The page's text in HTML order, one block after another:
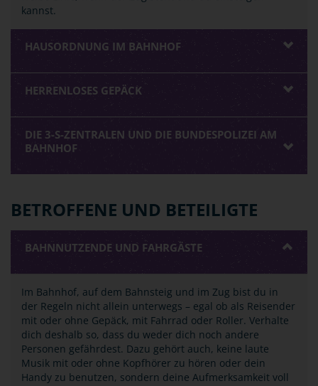
kannst.
HAUSORDNUNG IM BAHNHOF
HERRENLOSES GEPÄCK
DIE 3-S-ZENTRALEN UND DIE BUNDESPOLIZEI AM
BAHNHOF
BETROFFENE UND BETEILIGTE
BAHNNUTZENDE UND FAHRGÄSTE
Im Bahnhof, auf dem Bahnsteig und im Zug bist du in
der Regeln nicht allein unterwegs – egal ob als Reisender
mit oder ohne Gepäck, mit Fahrrad oder Roller. Verhalte
dich deshalb so, dass du weder dich noch andere
Personen gefährdest. Dazu gehört auch, keine laute
Musik mit oder ohne Kopfhörer zu hören oder dein
Handy zu benutzen, sondern deine Aufmerksamkeit voll